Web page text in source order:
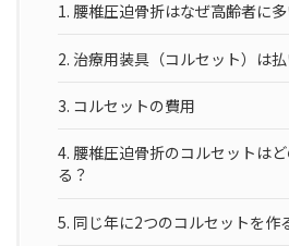
1. 腰椎圧迫骨折はなぜ高齢者に
2. 治療用装具（コルセット）は
3. コルセットの費用
4. 腰椎圧迫骨折のコルセットは
る？
5. 同じ年に2つのコルセットを作